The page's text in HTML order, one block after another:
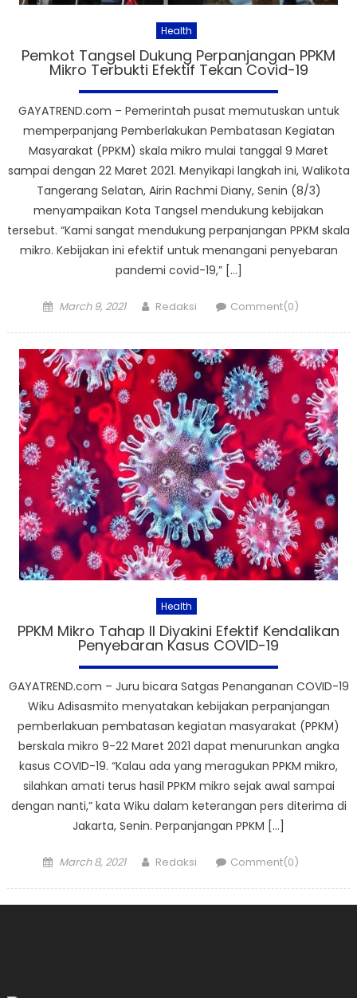
Health
Pemkot Tangsel Dukung Perpanjangan PPKM
Mikro Terbukti Efektif Tekan Covid-19
GAYATREND.com – Pemerintah pusat memutuskan untuk
memperpanjang Pemberlakukan Pembatasan Kegiatan
Masyarakat (PPKM) skala mikro mulai tanggal 9 Maret
sampai dengan 22 Maret 2021. Menyikapi langkah ini, Walikota
Tangerang Selatan, Airin Rachmi Diany, Senin (8/3)
menyampaikan Kota Tangsel mendukung kebijakan
tersebut. “Kami sangat mendukung perpanjangan PPKM skala
mikro. Kebijakan ini efektif untuk menangani penyebaran
pandemi covid-19,” […]
Posted
March 9, 2021 Author
Redaksi Comment(0)
Health
PPKM Mikro Tahap II Diyakini Efektif Kendalikan
Penyebaran Kasus COVID-19
GAYATREND.com – Juru bicara Satgas Penanganan COVID-19
Wiku Adisasmito menyatakan kebijakan perpanjangan
pemberlakuan pembatasan kegiatan masyarakat (PPKM)
berskala mikro 9-22 Maret 2021 dapat menurunkan angka
kasus COVID-19. “Kalau ada yang meragukan PPKM mikro,
silahkan amati terus hasil PPKM mikro sejak awal sampai
dengan nanti,” kata Wiku dalam keterangan pers diterima di
Jakarta, Senin. Perpanjangan PPKM […]
Posted
March 8, 2021 Author
Redaksi Comment(0)